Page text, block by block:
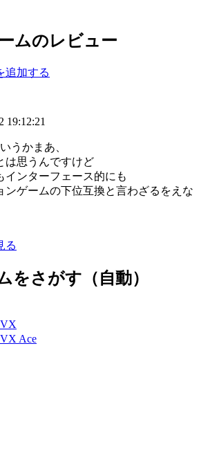
ムのレビュー
追加する
19:12:21
うかまあ、
は思うんですけど
インターフェース的にも
ンゲームの下位互換と言わざるをえな
る
をさがす（自動）
Ace